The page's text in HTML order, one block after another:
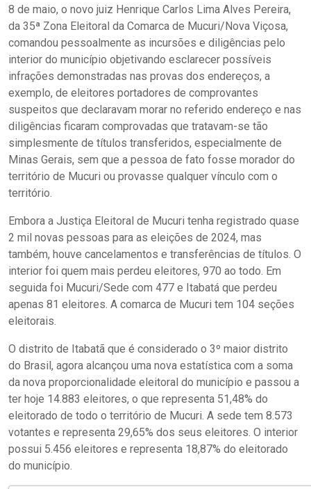
8 de maio, o novo juiz Henrique Carlos Lima Alves Pereira,
da 35ª Zona Eleitoral da Comarca de Mucuri/Nova Viçosa,
comandou pessoalmente as incursões e diligências pelo
interior do município objetivando esclarecer possíveis
infrações demonstradas nas provas dos endereços, a
exemplo, de eleitores portadores de comprovantes
suspeitos que declaravam morar no referido endereço e nas
diligências ficaram comprovadas que tratavam-se tão
simplesmente de títulos transferidos, especialmente de
Minas Gerais, sem que a pessoa de fato fosse morador do
território de Mucuri ou provasse qualquer vínculo com o
território.
Embora a Justiça Eleitoral de Mucuri tenha registrado quase
2 mil novas pessoas para as eleições de 2024, mas
também, houve cancelamentos e transferências de títulos. O
interior foi quem mais perdeu eleitores, 970 ao todo. Em
seguida foi Mucuri/Sede com 477 e Itabatá que perdeu
apenas 81 eleitores. A comarca de Mucuri tem 104 seções
eleitorais.
O distrito de Itabatã que é considerado o 3º maior distrito
do Brasil, agora alcançou uma nova estatística com a soma
da nova proporcionalidade eleitoral do município e passou a
ter hoje 14.883 eleitores, o que representa 51,48% do
eleitorado de todo o território de Mucuri. A sede tem 8.573
votantes e representa 29,65% dos seus eleitores. O interior
possui 5.456 eleitores e representa 18,87% do eleitorado
do município.